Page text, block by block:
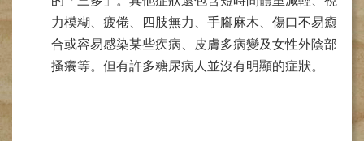
力模糊、疲倦、四肢無力、手腳麻木、傷口不易癒
合或容易感染某些疾病、皮膚多病變及女性外陰部
搔癢等。但有許多糖尿病人並沒有明顯的症狀。